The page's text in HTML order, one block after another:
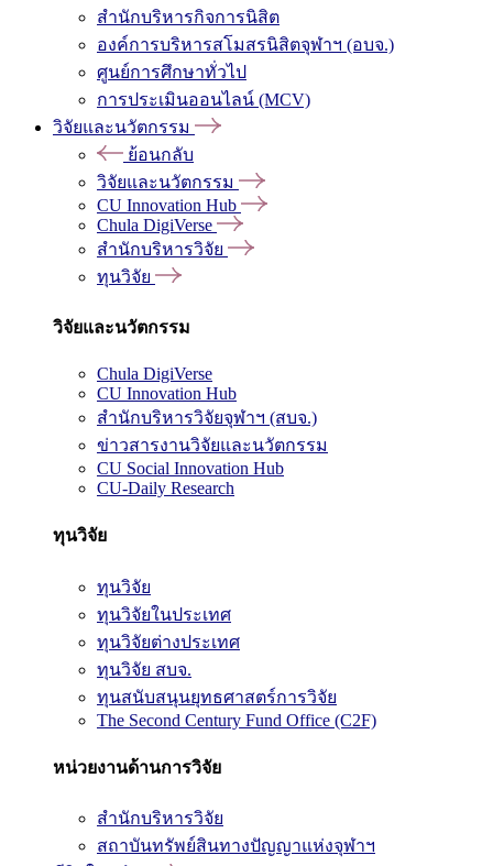
สำนักบริหารกิจการนิสิต
องค์การบริหารสโมสรนิสิตจุฬาฯ (อบจ.)
ศูนย์การศึกษาทั่วไป
การประเมินออนไลน์ (MCV)
วิจัยและนวัตกรรม
ย้อนกลับ
วิจัยและนวัตกรรม
CU Innovation Hub
Chula DigiVerse
สำนักบริหารวิจัย
ทุนวิจัย
วิจัยและนวัตกรรม
Chula DigiVerse
CU Innovation Hub
สำนักบริหารวิจัยจุฬาฯ (สบจ.)
ข่าวสารงานวิจัยและนวัตกรรม
CU Social Innovation Hub
CU-Daily Research
ทุนวิจัย
ทุนวิจัย
ทุนวิจัยในประเทศ
ทุนวิจัยต่างประเทศ
ทุนวิจัย สบจ.
ทุนสนับสนุนยุทธศาสตร์การวิจัย
The Second Century Fund Office (C2F)
หน่วยงานด้านการวิจัย
สำนักบริหารวิจัย
สถาบันทรัพย์สินทางปัญญาแห่งจุฬาฯ